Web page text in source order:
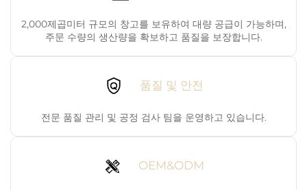
2,000제곱미터 규모의 창고를 보유하여 대량 공급이 가능하며,
주문 수량의 생산량을 확보하고 품질을 보장합니다.
품질 및 안전
전문 품질 관리 및 공정 검사 팀을 운영하고 있습니다.
OEM&ODM